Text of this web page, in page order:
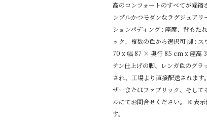
高のコンフォートのすべてが凝縮
ンプルかつモダンなラグジュア
ションパディング : 座席、背もた
ック、複数の色から選択可 脚 :
70 x 幅 87 × 奥行 85 cm x 座高
テン仕上げの脚、レンガ色のグ
され、工場より直接配送されま
ザーまたはファブリック、そし
ルにてお問合せください。 ※表
す。